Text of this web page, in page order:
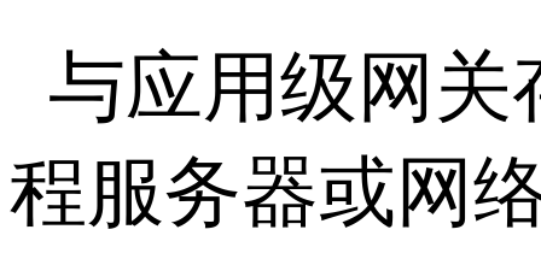
与应用级网关
程服务器或网